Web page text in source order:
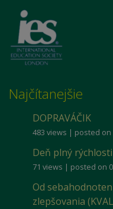
Najčítanejšie
DOPRAVÁČIK
483 views | posted on
Deň plný
71 views | posted on
Od
zlepšovania